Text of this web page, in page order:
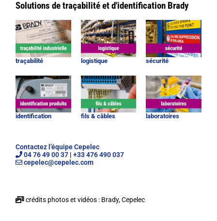
Solutions de traçabilité et d'identification Brady
traçabilité logistique sécurité
identification fils & câbles laboratoires
Contactez l’équipe Cepelec
04 76 49 00 37 |+33 476 490 037
cepelec@cepelec.com
crédits photos et vidéos : Brady, Cepelec